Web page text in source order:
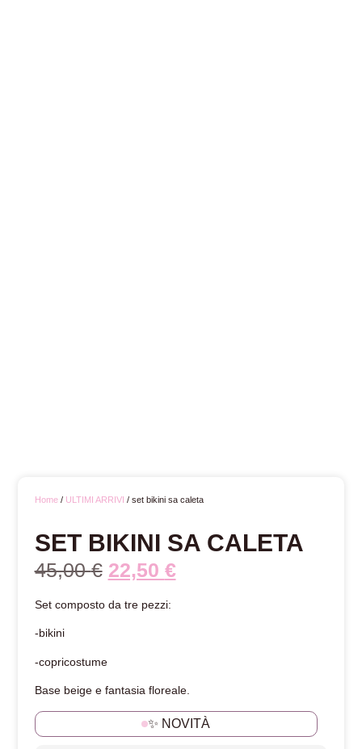
Home/ ULTIMI ARRIVI / set bikini sa caleta
SET BIKINI SA CALETA
45,00€ 22,50 €
Set composto da tre pezzi:
-bikini
-copricostume
Base beige e fantasia floreale.
✨ NOVITÀ